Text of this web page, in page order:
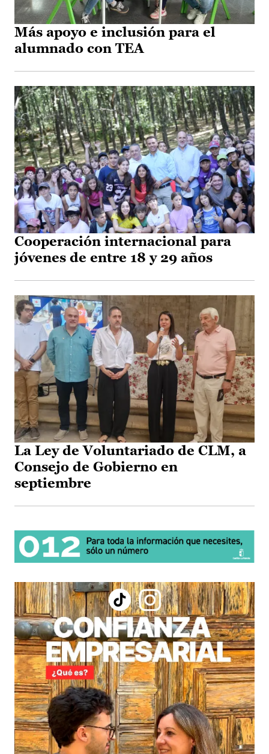
Más apoyo e inclusión para el
alumnado con TEA
Cooperación internacional para
jóvenes de entre 18 y 29 años
La Ley de Voluntariado de CLM, a
Consejo de Gobierno en
septiembre